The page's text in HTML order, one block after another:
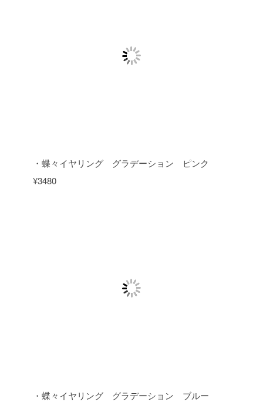
・蝶々イヤリング グラデーション ピンク
¥3480
・蝶々イヤリング グラデーション ブルー